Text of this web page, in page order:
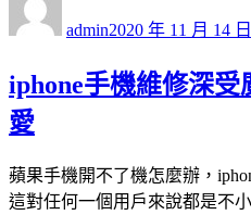
admin佈
期:
2020 年 11 月 14 日
iphone手機維修深
愛
蘋果手機開不了機怎麼辦，
這對任何一個用戶來說都是不